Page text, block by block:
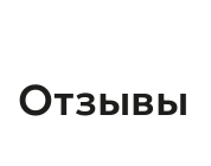
Отзывы